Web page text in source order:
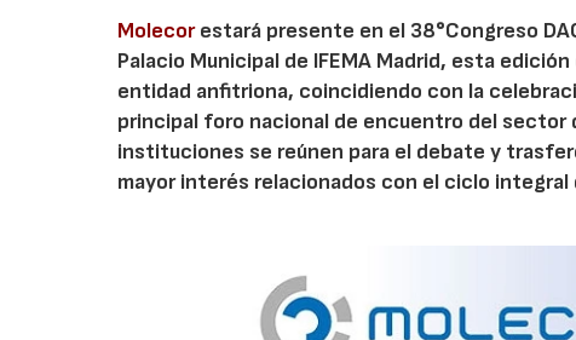
Molecorestará presente en el 38°Congreso
Palacio Municipal de IFEMA Madrid, esta
entidad anfitriona, coincidiendo con la
principal foro nacional de encuentro del sector
instituciones se reúnen para el debate y
mayor interés relacionados con el ciclo integral